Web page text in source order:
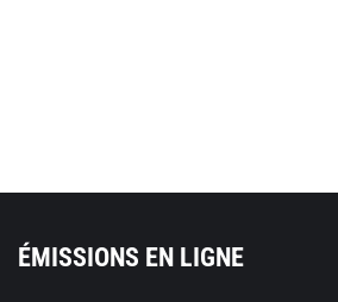
ÉMISSIONS EN LIGNE